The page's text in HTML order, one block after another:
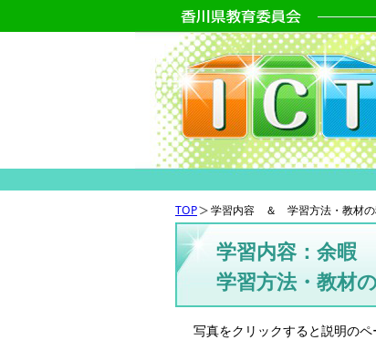
TOP 学習内容 ＆ 学習方法・教材の
学習内容：余暇
学習方法・教材
写真をクリックすると説明の